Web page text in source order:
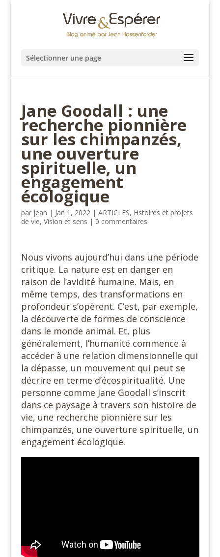
Sélectionner une page
Jane Goodall : une
recherche pionnière
sur les chimpanzés,
une ouverture
spirituelle, un
engagement
écologique
par jean | Jan 1, 2022| ARTICLES, Hstoires et projets
de vie, Vision et sens | 0 commentaires
Nous vivons aujourd’hui dans une période
critique. La nature est en danger en
raison de l’avidité humaine. Mais, en
même temps, des transformations en
profondeur s’opèrent. C’est, par exemple,
la découverte de formes de conscience
dans le monde animal. Et, plus
généralement, l’humanité commence à
accéder à une relation dimensionnelle qui
la dépasse, un mouvement qui peut se
décrire en terme d’écospiritualité. Une
personne comme Jane Goodall s’inscrit
dans ce paysage à travers son histoire de
vie, une recherche pionnière sur les
chimpanzés, une ouverture spirituelle, un
engagement écologique.